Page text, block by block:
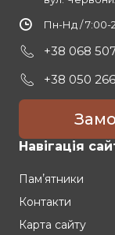
Пн-Нд / 7:00-
+38 068
+38 050
Навігація
Памʼятники
Контакти
Карта сайту